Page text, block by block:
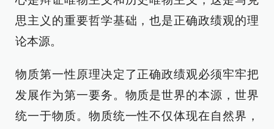
思主义的重要哲学基础，也是正确政绩观的理
论本源。
物质第一性原理决定了正确政绩观必须牢牢把
发展作为第一要务。物质是世界的本源，世界
统一于物质。物质统一性不仅体现在自然界，